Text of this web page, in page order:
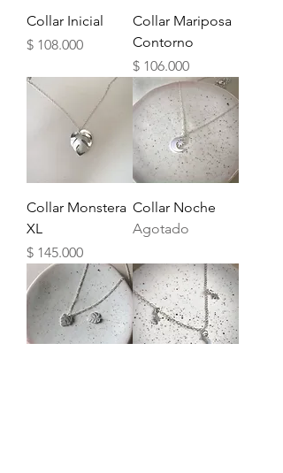
Collar Inicial
Precio
$ 108.000
Collar Mariposa
Contorno
Precio
$ 106.000
Collar Monstera
XL
Precio
$ 145.000
Collar Noche
Agotado